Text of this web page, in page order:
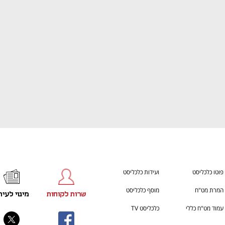
פוטו כלכליסט ועידות כלכליסט
המרת מט"ח מוסף כלכליסט
עמוד מט"ח כללי כלכליסט TV
שרות לקוחות מינוי